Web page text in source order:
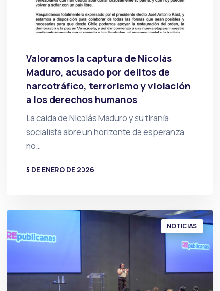
Valoramos la captura de Nicolás
Maduro, acusado por delitos de
narcotráfico, terrorismo y violación
a los derechos humanos
La caída de Nicolás Maduro y su tiranía
socialista abre un horizonte de esperanza
no…
5 DE ENERO DE 2026
NOTICIAS